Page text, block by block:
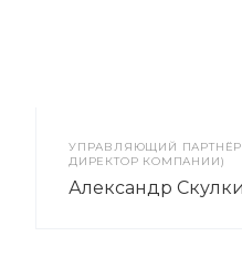
УПРАВЛЯЮЩИЙ
ДИРЕКТОР КОМПАНИИ)
Александр